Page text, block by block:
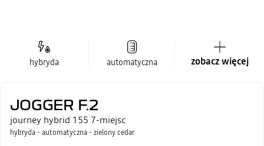
hybryda automatyczna zobacz więcej
JOGGER F.2
journey hybrid 155 7-miejsc
hybryda - automatyczna - zielony cedar